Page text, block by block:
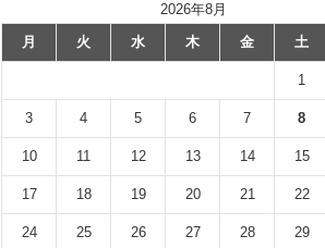
2026年8月
月
火 水 木 金 土
1
3 4 5 6 7 8
10 11 12 13 14 15
17 18 19 20 21 22
24 25 26 27 28 29